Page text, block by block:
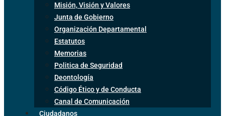
Misión, Visión y Valores
Junta de Gobierno
Organización Departamental
Estatutos
Memorias
Politica de Seguridad
Deontología
Código Ético y de Conducta
Canal de Comunicación
Ciudadanos